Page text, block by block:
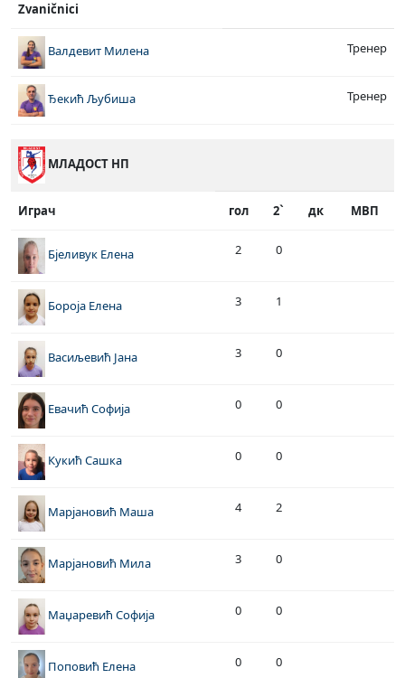
Zvaničnici
Валдевит Милена Тренер
Ђекић Љубиша Тренер
МЛАДОСТ НП
Играч гол 2` дк МВП
Бјеливук Елена 2 0
Бороја Елена 3 1
Васиљевић Јана 3 0
Евачић Софија 0 0
Кукић Сашка 0 0
Марјановић Маша 4 2
Марјановић Мила 3 0
Маџаревић Софија 0 0
Поповић Елена 0 0